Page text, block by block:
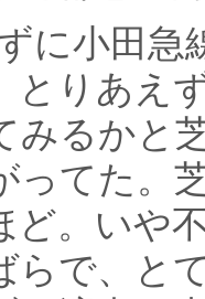
に小田急
とりあえ
みるかと
ってた。
ど。いや
らで、と